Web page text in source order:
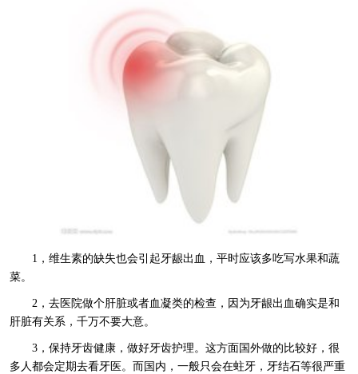
1，维生素的缺失也会引起牙龈出血，平时应该多吃写水果和蔬
菜。
2，去医院做个肝脏或者血凝类的检查，因为牙龈出血确实是和
肝脏有关系，千万不要大意。
3，保持牙齿健康，做好牙齿护理。这方面国外做的比较好，很
多人都会定期去看牙医。而国内，一般只会在蛀牙，牙结石等很严重